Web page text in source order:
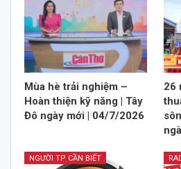
Mùa hè trải nghiệm –
Hoàn thiện kỹ năng | Tây
Đô ngày mới | 04/7/2026
26
NGƯỜI TP CẦN BIẾT